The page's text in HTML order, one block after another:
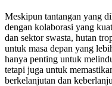
Meskipun tantangan yang
dengan kolaborasi yang
dan sektor swasta, hutan
untuk masa depan yang
hanya penting untuk
tetapi juga untuk
berkelanjutan dan